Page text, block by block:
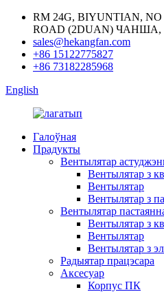
RM 24G, BIYUNTIAN,
ROAD (2DUAN) ЧАНША,
sales@hekangfan.com
+86 15122775827
+86 73182285968
English
Галоўная
Прадукты
Вентылятар
Вентылятар з
Вентылятар
Вентылятар з
Вентылятар
Вентылятар з
Вентылятар
Вентылятар з
Радыятар працэсара
Аксесуар
Корпус ПК